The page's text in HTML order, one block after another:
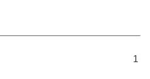
1